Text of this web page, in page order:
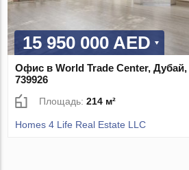
15 950 000 AED
Офис в World Trade Center,
739926
Площадь:214 м²
Homes 4 Life Real Estate LLC